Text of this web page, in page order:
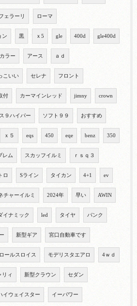
ェラーリ ローマ
ン 黒 ｘ5 gle 400d gle400d
ラー アース ａｄ
こいい セレナ フロント
付 カーマインレッド jimny crown
９ハイパー ソフト９９ おすすめ
ｘ５ eqs 450 eqe benz 350
レム スカッフイルミ ｒｓｑ３
ロ Sライン タイカン 4+1 ev
チャーイルミ 2024年 早い AWIN
イナミック led タイヤ パンク
新型ギア 宮口自動車です
ロールスロイス モデリスタエアロ 4ｗｄ
リィ 新型クラウン セダン
イウェイスター イーパワー